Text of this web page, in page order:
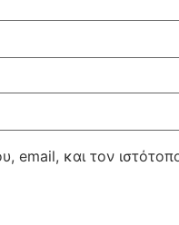
email, και τον